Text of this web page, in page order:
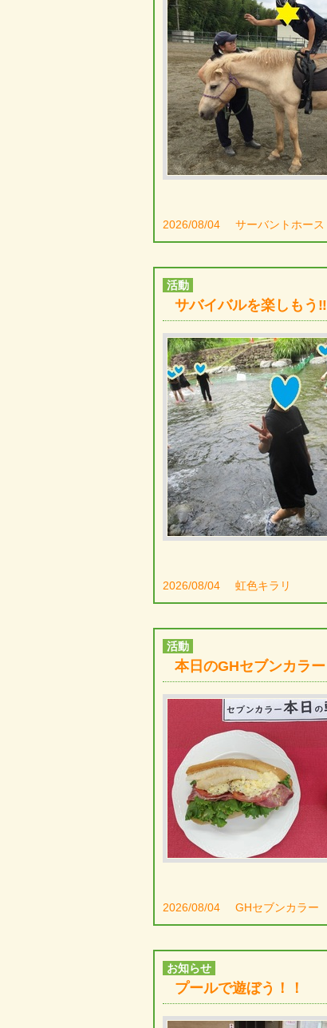
2026/08/04 サーバントホース
活動
サバイバルを楽しもう‼
2026/08/04 虹色キラリ
活動
本日のGHセブンカラー
2026/08/04 GHセブンカラー
お知らせ
プールで遊ぼう！！